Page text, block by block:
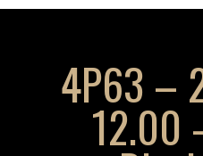
4P63 –
12.00